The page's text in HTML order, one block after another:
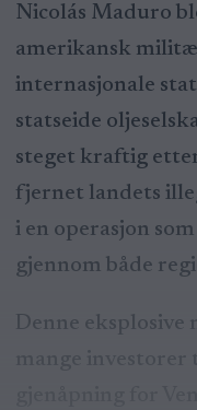
Nicolás Maduro
amerikansk
internasjonale
statseide
steget kraftig
fjernet landets
i en operasjon
gjennom både
Denne